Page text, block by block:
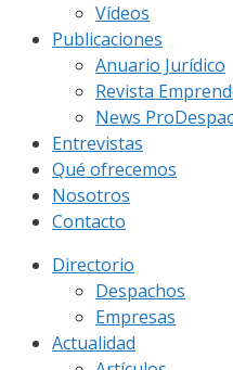
Vídeos
Publicaciones
Anuario Jurídico
Revista
News
Entrevistas
Qué ofrecemos
Nosotros
Contacto
Directorio
Despachos
Empresas
Actualidad